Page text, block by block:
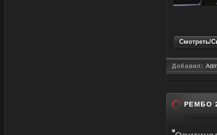
Смотреть/
Добавил:
РЕМБО